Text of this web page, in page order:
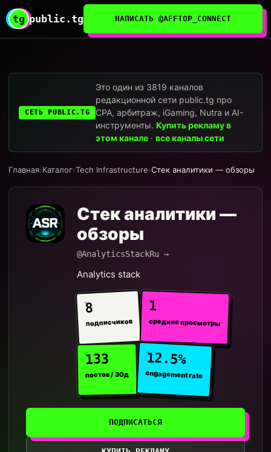
tg public.tg НАПИСАТЬ @AFFTOP_CONNECT
СЕТЬ PUBLIC.TG
Это один из 3819 каналов
редакционной сети public.tg про
CPA, арбитраж, iGaming, Nutra и AI-
инструменты.Купить рекламу в
этом канале ·все каналы сети
Главная›Каталог›Tech Infrastructure›Стек аналитики — обзоры
Стек аналитики —
обзоры
@AnalyticsStackRu →
Analytics stack
8
подписчиков
1
средние просмотры
133
постов / 30д
12.5%
engagement rate
ПОДПИСАТЬСЯ